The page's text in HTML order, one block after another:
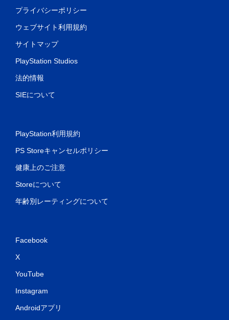
プライバシーポリシー
ウェブサイト利用規約
サイトマップ
PlayStation Studios
法的情報
SIEについて
PlayStation利用規約
PS Storeキャンセルポリシー
健康上のご注意
Storeについて
年齢別レーティングについて
Facebook
X
YouTube
Instagram
Androidアプリ